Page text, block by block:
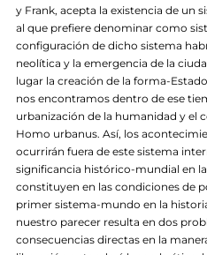
y Frank, acepta la existencia de un
al que prefiere denominar como
configuración de dicho sistema
neolítica y la emergencia de la
lugar la creación de la forma-
nos encontramos dentro de ese
urbanización de la humanidad y el
Homo urbanus. Así, los
ocurrirán fuera de este sistema
significancia histórico-mundial en
constituyen en las condiciones de
primer sistema-mundo en la
nuestro parecer resulta en dos
consecuencias directas en la